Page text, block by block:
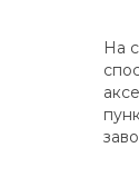
На